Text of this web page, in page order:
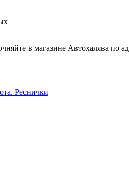
в магазине Автохалява по
Реснички